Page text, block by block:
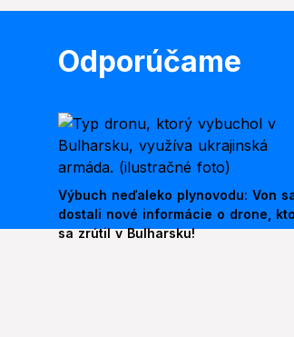
Odporúčame
Výbuch neďaleko plynovodu: Von
dostali nové informácie o drone,
sa zrútil v Bulharsku!